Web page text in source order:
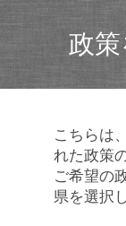
政
こちらは
れた政策
ご希望の
県を選択